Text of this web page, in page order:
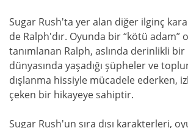
Sugar Rush'ta yer alan diğer ilginç
de Ralph'dır. Oyunda bir “kötü adam”
tanımlanan Ralph, aslında derinlikli
dünyasında yaşadığı şüpheler ve
dışlanma hissiyle mücadele ederken,
çeken bir hikayeye sahiptir.
Sugar Rush'un sıra dışı karakterleri,